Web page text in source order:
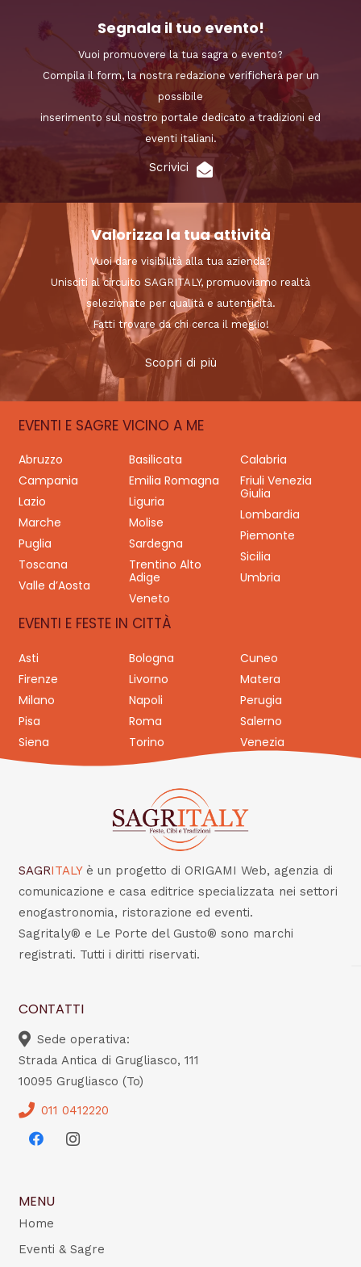
Segnala il tuo evento!
Vuoi promuovere la tua sagra o evento?
Compila il form, la nostra redazione verificherà per un
possibile
inserimento sul nostro portale dedicato a tradizioni ed
eventi italiani.
Scrivici
Valorizza la tua attività
Vuoi dare visibilità alla tua azienda?
Unisciti al circuito SAGRITALY, promuoviamo realtà
selezionate per qualità e autenticità.
Fatti trovare da chi cerca il meglio!
Scopri di più
EVENTI E SAGRE VICINO A ME
Abruzzo Basilicata
Calabria
Campania
Emilia Romagna
Friuli Venezia
Giulia
Lazio
Liguria
Lombardia
Marche
Molise
Piemonte
Puglia
Sardegna
Sicilia
Toscana
Trentino Alto
Adige
Umbria
Valle d’Aosta
Veneto
EVENTI E FESTE IN CITTÀ
Asti Bologna
Cuneo
Firenze
Livorno
Matera
Milano
Napoli
Perugia
Pisa
Roma
Salerno
Siena
Torino Venezia
SAGRITALY è un progetto di ORIGAMI Web, agenzia di
comunicazione e casa editrice specializzata nei settori
enogastronomia, ristorazione ed eventi.
Sagritaly® e Le Porte del Gusto® sono marchi
registrati. Tutti i diritti riservati.
CONTATTI
Sede operativa:
Strada Antica di Grugliasco, 111
10095 Grugliasco (To)
011 0412220
MENU
Home
Eventi & Sagre